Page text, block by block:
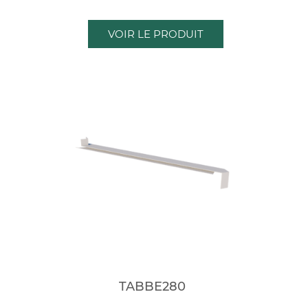
VOIR LE PRODUIT
TABBE280